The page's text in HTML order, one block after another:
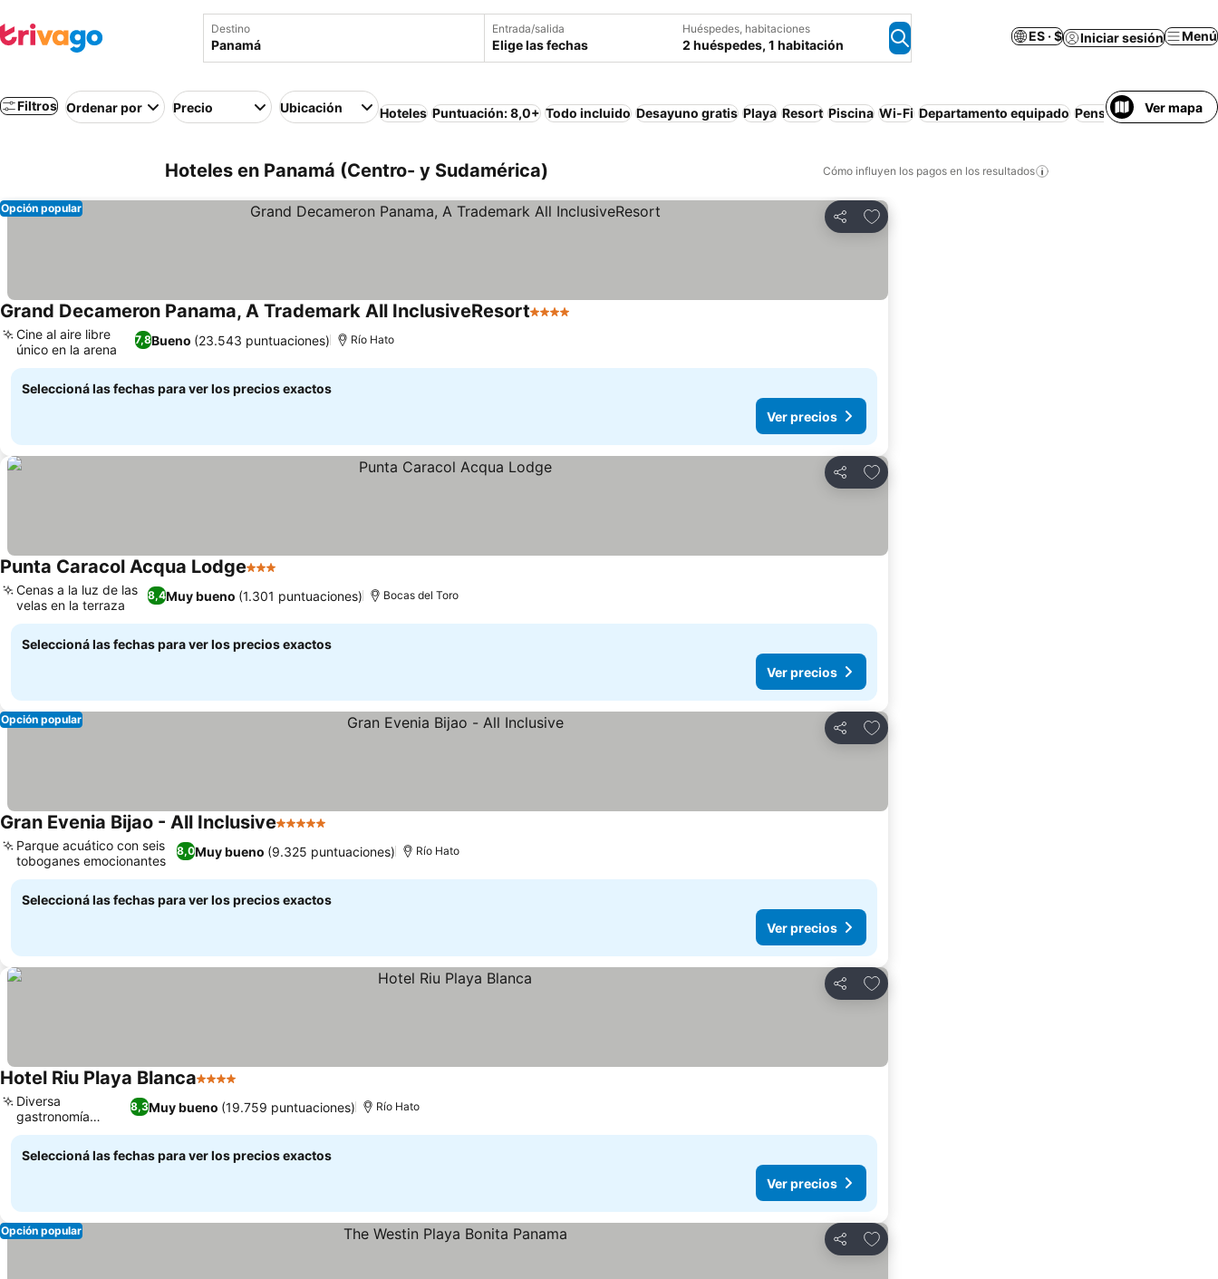
Destino Entrada/salida
Elige las fechas
Huéspedes, habitaciones
2 huéspedes, 1 habitación
ES · $ Iniciar sesión Menú
Filtros Ordenar por Precio Ubicación Hoteles Puntuación: 8,0+ Todo incluido Desayuno gratis Playa Resort Piscina Wi-Fi Departamento equipado Pensión completa
Ver mapa
Hoteles en Panamá (Centro- y Sudamérica) Cómo influyen los pagos en los resultados
Compartir
Añadir a favoritos
Opción popular
Grand Decameron Panama, A Trademark All InclusiveResort4 Estrellas
7,8Bueno (23.543 puntuaciones)
Cine al aire libre
único en la arena
Río Hato
Seleccioná las fechas para ver los precios exactos
Ver precios
Compartir
Añadir a favoritos
Punta Caracol Acqua Lodge3 Estrellas
8,4Muy bueno (1.301 puntuaciones)
Cenas a la luz de las
velas en la terraza
Bocas del Toro
Seleccioná las fechas para ver los precios exactos
Ver precios
Compartir
Añadir a favoritos
Opción popular
Gran Evenia Bijao - All Inclusive5 Estrellas
8,0Muy bueno (9.325 puntuaciones)
Parque acuático con seis
toboganes emocionantes
Río Hato
Seleccioná las fechas para ver los precios exactos
Ver precios
Compartir
Añadir a favoritos
Hotel Riu Playa Blanca4 Estrellas
8,3Muy bueno (19.759 puntuaciones)
Diversa
gastronomía
internacional
Río Hato
Seleccioná las fechas para ver los precios exactos
Ver precios
Compartir
Añadir a favoritos
Opción popular